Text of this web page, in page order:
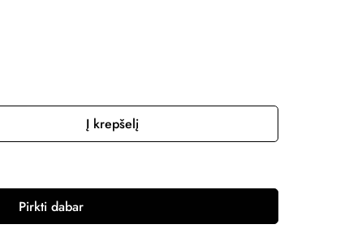
Į krepšelį
Pirkti dabar